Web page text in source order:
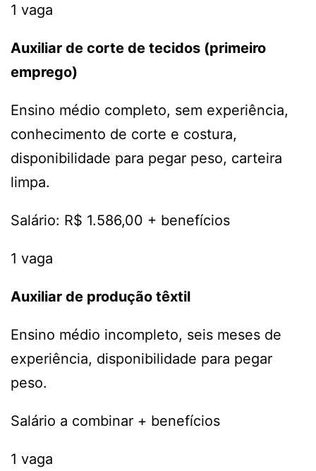
1 vaga
Auxiliar de corte de tecidos (primeiro
emprego)
Ensino médio completo, sem experiência,
conhecimento de corte e costura,
disponibilidade para pegar peso, carteira
limpa.
Salário: R$ 1.586,00 + benefícios
1 vaga
Auxiliar de produção têxtil
Ensino médio incompleto, seis meses de
experiência, disponibilidade para pegar
peso.
Salário a combinar + benefícios
1 vaga